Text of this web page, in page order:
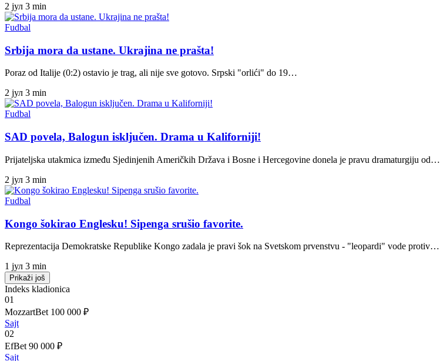
2 јул 3 min
Fudbal
Srbija mora da ustane. Ukrajina ne prašta!
Poraz od Italije (0:2) ostavio je trag, ali nije sve gotovo. Srpski "orlići" do 19…
2 јул 3 min
Fudbal
SAD povela, Balogun isključen. Drama u Kaliforniji!
Prijateljska utakmica između Sjedinjenih Američkih Država i Bosne i Hercegovine donela je pravu dramaturgiju od…
2 јул 3 min
Fudbal
Kongo šokirao Englesku! Sipenga srušio favorite.
Reprezentacija Demokratske Republike Kongo zadala je pravi šok na Svetskom prvenstvu - "leopardi" vode protiv…
1 јул 3 min
Prikaži još
Indeks kladionica
01
MozzartBet 100 000 ₽
Sajt
02
EfBet 90 000 ₽
Sajt